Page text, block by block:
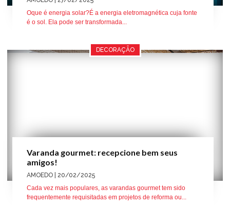
Oque é energia solar?É a energia eletromagnética cuja fonte
é o sol. Ela pode ser transformada...
DECORAÇÃO
Varanda gourmet: recepcione bem seus
amigos!
AMOEDO | 20/02/2025
Cada vez mais populares, as varandas gourmet tem sido
frequentemente requisitadas em projetos de reforma ou...